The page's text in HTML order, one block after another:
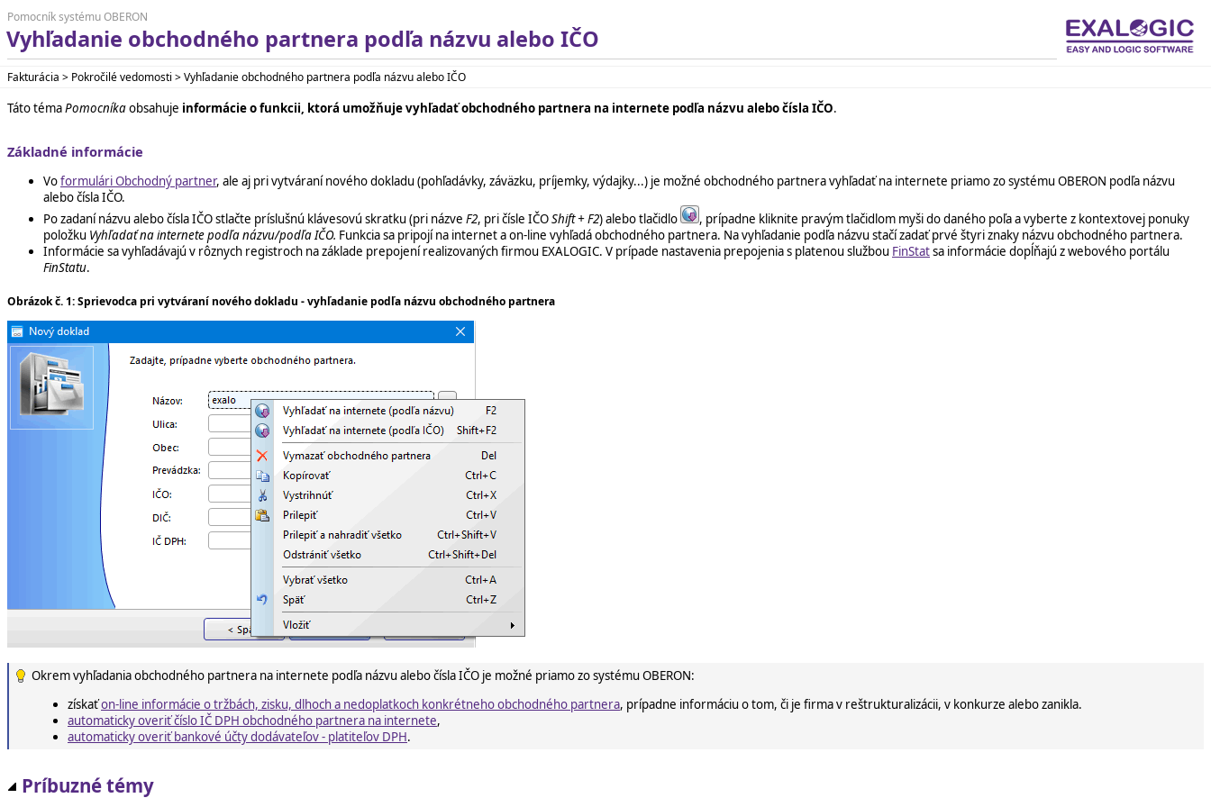
Pomocník systému OBERON
Vyhľadanie obchodného partnera podľa názvu alebo IČO
Fakturácia > Pokročilé vedomosti > Vyhľadanie obchodného partnera podľa názvu alebo IČO
Táto témaPomocníkaobsahuje informácie o funkcii, ktorá umožňuje vyhľadať obchodného partnera na internete podľa názvu alebo čísla IČO.
Základné informácie
Voformulári Obchodný partner, ale aj pri vytváraní nového dokladu (pohľadávky, záväzku, príjemky, výdajky...) je možné obchodného partnera vyhľadať na internete priamo zo systému OBERON podľa názvu
alebo čísla IČO.
Po zadaní názvu alebo čísla IČO stlačte príslušnú klávesovú skratku (pri názve F2, pri čísle IČOShift + F2) alebo tlačidlo
, prípadne kliknite pravým tlačidlom myši do daného poľa a vyberte z kontextovej ponuky
položku Vyhľadať na internete podľa názvu/podľa IČO. Funkcia sa pripojí na internet a on-line vyhľadá obchodného partnera. Na vyhľadanie podľa názvu stačí zadať prvé štyri znaky názvu obchodného partnera.
Informácie sa vyhľadávajú v rôznych registroch na základe prepojení realizovaných firmou EXALOGIC. V prípade nastavenia prepojenia s platenou službou FinStatsa informácie dopĺňajú z webového portálu
FinStatu.
Obrázok č. 1: Sprievodca pri vytváraní nového dokladu - vyhľadanie podľa názvu obchodného partnera
Okrem vyhľadania obchodného partnera na internete podľa názvu alebo čísla IČO je možné priamo zo systému OBERON:
získaťon-line informácie o tržbách, zisku, dlhoch a nedoplatkoch konkrétneho obchodného partnera, prípadne informáciu o tom, či je firma v reštrukturalizácii, v konkurze alebo zanikla.
automaticky overiť číslo IČ DPH obchodného partnera na internete,
automaticky overiť bankové účty dodávateľov - platiteľov DPH.
Príbuzné témy